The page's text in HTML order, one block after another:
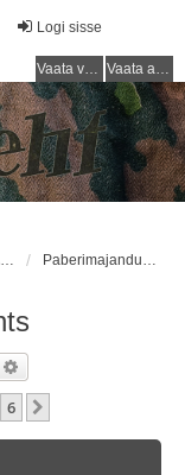
Logi sisse
Vaata vastamata teemasi Vaata aktiivseid teemasid
VARUSTUS (SAKSA SÕJAVÄGI) / EQUIPMENT (GERMAN ARMY) Paberimajandus/Documents
6